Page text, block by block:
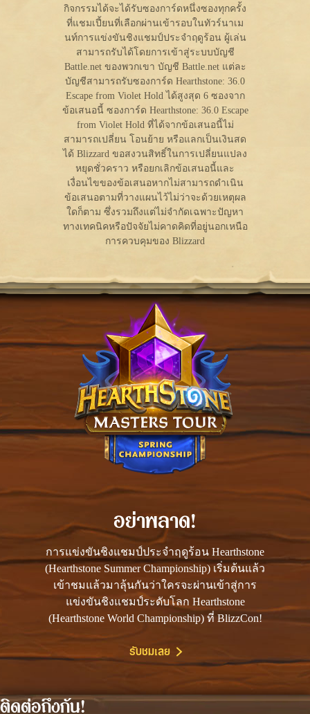
กิจกรรมได้จะได้รับซองการ์ดหนึ่งซองทุกครั้ง
ที่แชมเปี้ยนที่เลือกผ่านเข้ารอบในทัวร์นาเม
นท์การแข่งขันชิงแชมป์ประจำฤดูร้อน ผู้เล่น
สามารถรับได้โดยการเข้าสู่ระบบบัญชี
Battle.net ของพวกเขา บัญชี Battle.net แต่ละ
บัญชีสามารถรับซองการ์ด Hearthstone: 36.0
Escape from Violet Hold ได้สูงสุด 6 ซองจาก
ข้อเสนอนี้ ซองการ์ด Hearthstone: 36.0 Escape
from Violet Hold ที่ได้จากข้อเสนอนี้ไม่
สามารถเปลี่ยน โอนย้าย หรือแลกเป็นเงินสด
ได้ Blizzard ขอสงวนสิทธิ์ในการเปลี่ยนแปลง
หยุดชั่วคราว หรือยกเลิกข้อเสนอนี้และ
เงื่อนไขของข้อเสนอหากไม่สามารถดำเนิน
ข้อเสนอตามที่วางแผนไว้ไม่ว่าจะด้วยเหตุผล
ใดก็ตาม ซึ่งรวมถึงแต่ไม่จำกัดเฉพาะปัญหา
ทางเทคนิคหรือปัจจัยไม่คาดคิดที่อยู่นอกเหนือ
การควบคุมของ Blizzard
อย่าพลาด!
การแข่งขันชิงแชมป์ประจำฤดูร้อน Hearthstone
(Hearthstone Summer Championship) เริ่มต้นแล้ว
เข้าชมแล้วมาลุ้นกันว่าใครจะผ่านเข้าสู่การ
แข่งขันชิงแชมป์ระดับโลก Hearthstone
(Hearthstone World Championship) ที่ BlizzCon!
รับชมเลย
ติดต่อถึงกัน!